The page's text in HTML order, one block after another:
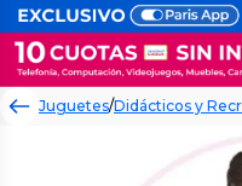
Juguetes/Didácticos y